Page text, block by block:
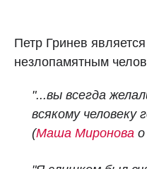
Петр Гринев
незлопамятным
"...вы всегда
всякому человеку
(Маша Миронова о